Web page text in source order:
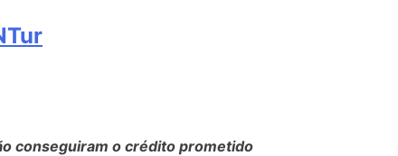
conseguiram o crédito prometido